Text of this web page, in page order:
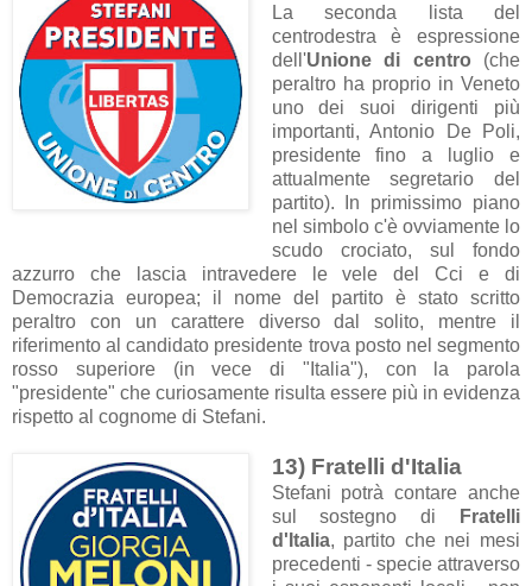
La seconda lista del
centrodestra è espressione
dell'Unione di centro (che
peraltro ha proprio in Veneto
uno dei suoi dirigenti più
importanti, Antonio De Poli,
presidente fino a luglio e
attualmente segretario del
partito). In primissimo piano
nel simbolo c'è ovviamente lo
scudo crociato, sul fondo
azzurro che lascia intravedere le vele del Cci e di
Democrazia europea; il nome del partito è stato scritto
peraltro con un carattere diverso dal solito, mentre il
riferimento al candidato presidente trova posto nel segmento
rosso superiore (in vece di "Italia"), con la parola
"presidente" che curiosamente risulta essere più in evidenza
rispetto al cognome di Stefani.
13) Fratelli d'Italia
Stefani potrà contare anche
sul sostegno di
Fratelli
d'Italia, partito che nei mesi
precedenti - specie attraverso